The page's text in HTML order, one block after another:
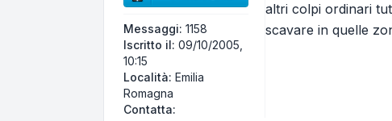
Messaggi: 1158
Iscritto il: 09/10/2005,
10:15
Località: Emilia
Romagna
Contatta:
altri colpi ordinari
scavare in quelle